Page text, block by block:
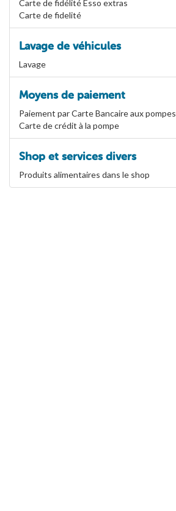
Carte de fidélité Esso extras
Carte de fidelité
Lavage de véhicules
Lavage
Moyens de paiement
Paiement par Carte Bancaire aux pompes
Carte de crédit à la pompe
Shop et services divers
Produits alimentaires dans le shop